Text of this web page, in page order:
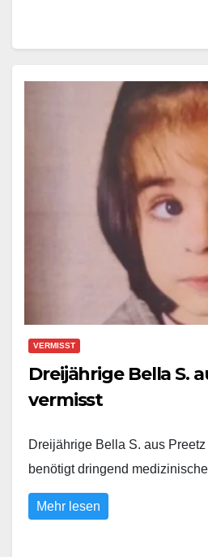
VERMISST
Dreijährige Bella S.
vermisst
Dreijährige Bella S. aus
benötigt dringend
Mehr lesen